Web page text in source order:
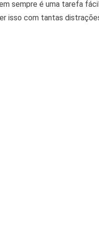
sempre é uma tarefa
isso com tantas